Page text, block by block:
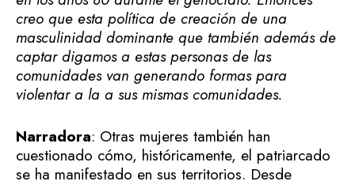
creo que esta política de creación de una
masculinidad dominante que también además de
captar digamos a estas personas de las
comunidades van generando formas para
violentar a la a sus mismas comunidades.
Narradora: Otras mujeres también han
cuestionado cómo, históricamente, el patriarcado
se ha manifestado en sus territorios. Desde